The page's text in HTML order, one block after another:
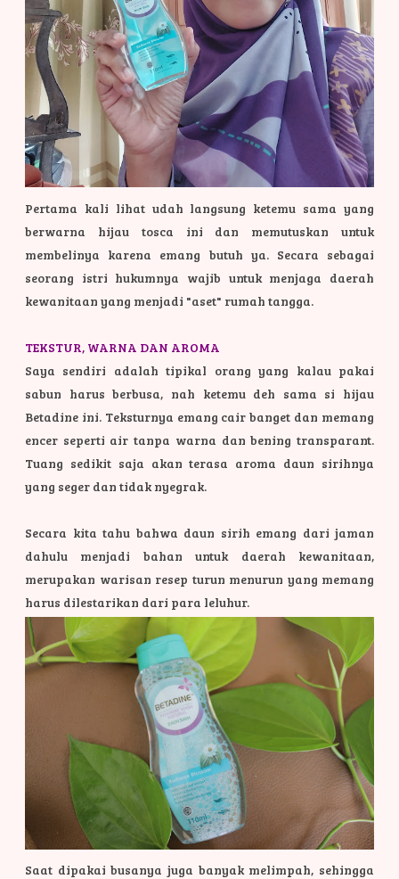
Pertama kali lihat udah langsung ketemu sama yang
berwarna hijau tosca ini dan memutuskan untuk
membelinya karena emang butuh ya. Secara sebagai
seorang istri hukumnya wajib untuk menjaga daerah
kewanitaan yang menjadi "aset" rumah tangga.
TEKSTUR, WARNA DAN AROMA
Saya sendiri adalah tipikal orang yang kalau pakai
sabun harus berbusa, nah ketemu deh sama si hijau
Betadine ini. Teksturnya emang cair banget dan memang
encer seperti air tanpa warna dan bening transparant.
Tuang sedikit saja akan terasa aroma daun sirihnya
yang seger dan tidak nyegrak.
Secara kita tahu bahwa daun sirih emang dari jaman
dahulu menjadi bahan untuk daerah kewanitaan,
merupakan warisan resep turun menurun yang memang
harus dilestarikan dari para leluhur.
Saat dipakai busanya juga banyak melimpah, sehingga